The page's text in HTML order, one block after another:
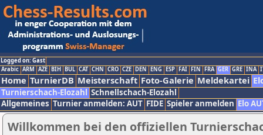
Logged on: Gast
Arabic ARM AZE BIH BUL CAT CHN CRO CZE DEN ENG ESP FAI FIN FRA GER GRE INA
Home TurnierDB Meisterschaft Foto-Galerie Meldekartei
Turnierschach-Elozahl Schnellschach-Elozahl
Allgemeines Turnier anmelden: AUT FIDE Spieler anmelden Elo
Willkommen bei den offiziellen